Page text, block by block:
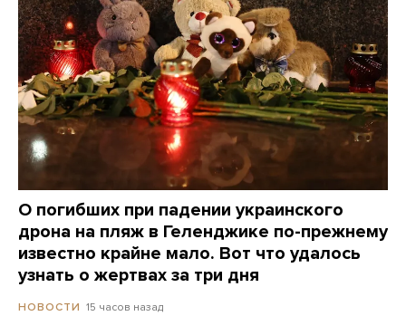
О погибших при падении украинского
дрона на пляж в Геленджике по-прежнему
известно крайне мало. Вот что удалось
узнать о жертвах за три дня
НОВОСТИ 15 часов назад